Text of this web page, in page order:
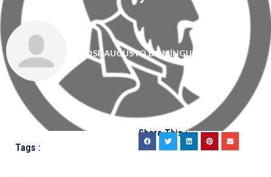
JOSÉ AUGUSTO DOMÍNGUEZ
Tags :
Share This :